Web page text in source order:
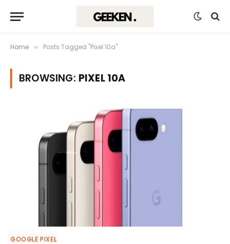
Home » Posts Tagged "Pixel 10a"
BROWSING: PIXEL 10A
GOOGLE PIXEL